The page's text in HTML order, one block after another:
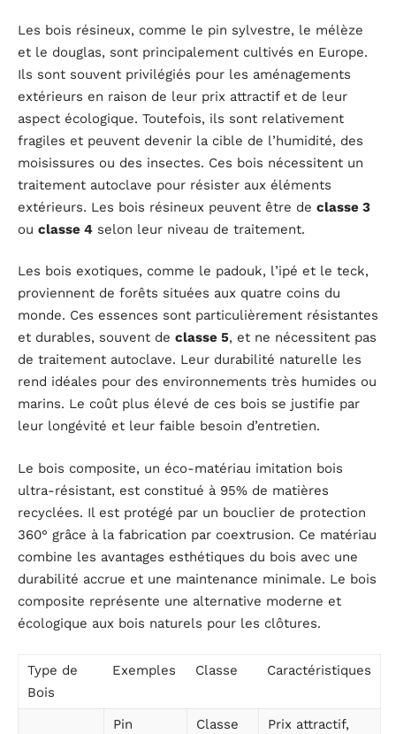
Les bois résineux, comme le pin sylvestre, le mélèze
et le douglas, sont principalement cultivés en Europe.
Ils sont souvent privilégiés pour les aménagements
extérieurs en raison de leur prix attractif et de leur
aspect écologique. Toutefois, ils sont relativement
fragiles et peuvent devenir la cible de l’humidité, des
moisissures ou des insectes. Ces bois nécessitent un
traitement autoclave pour résister aux éléments
extérieurs. Les bois résineux peuvent être de classe 3
ou classe 4 selon leur niveau de traitement.
Les bois exotiques, comme le padouk, l’ipé et le teck,
proviennent de forêts situées aux quatre coins du
monde. Ces essences sont particulièrement résistantes
et durables, souvent de classe 5, et ne nécessitent pas
de traitement autoclave. Leur durabilité naturelle les
rend idéales pour des environnements très humides ou
marins. Le coût plus élevé de ces bois se justifie par
leur longévité et leur faible besoin d’entretien.
Le bois composite, un éco-matériau imitation bois
ultra-résistant, est constitué à 95% de matières
recyclées. Il est protégé par un bouclier de protection
360° grâce à la fabrication par coextrusion. Ce matériau
combine les avantages esthétiques du bois avec une
durabilité accrue et une maintenance minimale. Le bois
composite représente une alternative moderne et
écologique aux bois naturels pour les clôtures.
Type de
Bois
Exemples Classe Caractéristiques
Pin
Classe
Prix attractif,